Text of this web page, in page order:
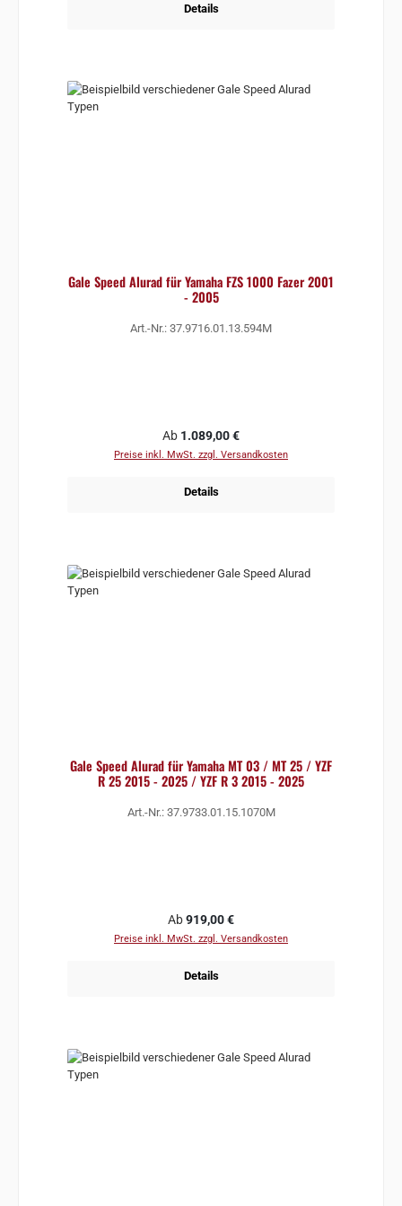
Details
Gale Speed Alurad für Yamaha FZS 1000 Fazer 2001
- 2005
Art.-Nr.: 37.9716.01.13.594M
Regulärer Preis:
Ab 1.089,00 €
Preise inkl. MwSt. zzgl. Versandkosten
Details
Gale Speed Alurad für Yamaha MT 03 / MT 25 / YZF
R 25 2015 - 2025 / YZF R 3 2015 - 2025
Art.-Nr.: 37.9733.01.15.1070M
Regulärer Preis:
Ab919,00 €
Preise inkl. MwSt. zzgl. Versandkosten
Details